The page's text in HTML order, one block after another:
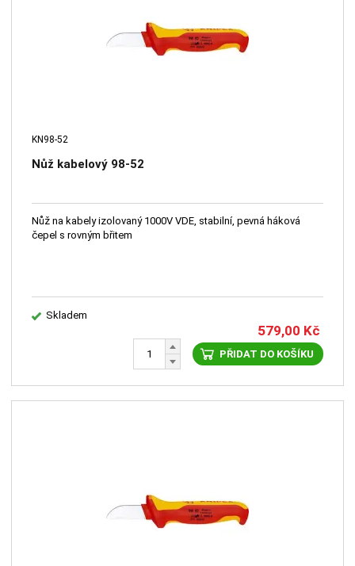
KN98-52
Nůž kabelový 98-52
Nůž na kabely izolovaný 1000V VDE, stabilní, pevná háková
čepel s rovným břitem
Skladem
579,00 Kč
PŘIDAT DO KOŠÍKU